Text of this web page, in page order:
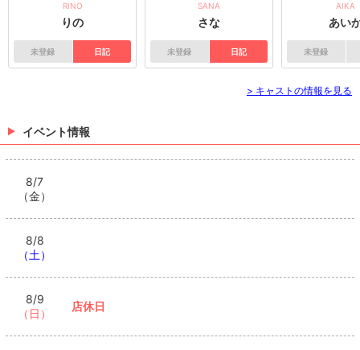
RINO
りの
未登録 日記
SANA
さな
未登録 日記
AIKA
あい
未登録
> キャストの情報を見る
イベント情報
8/7
（金）
8/8
（土）
8/9
（日）
店休日